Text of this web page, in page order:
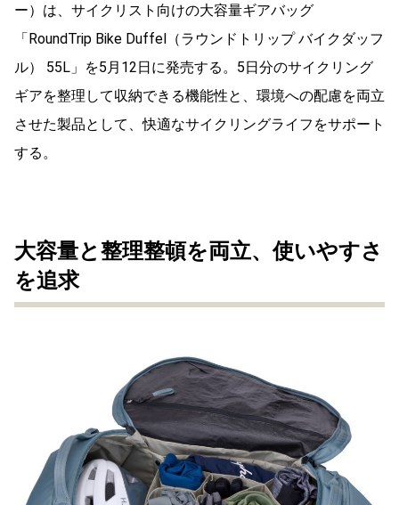
ー）は、サイクリスト向けの大容量ギアバッグ
「RoundTrip Bike Duffel（ラウンドトリップ バイクダッフ
ル） 55L」を5月12日に発売する。5日分のサイクリング
ギアを整理して収納できる機能性と、環境への配慮を両立
させた製品として、快適なサイクリングライフをサポート
する。
大容量と整理整頓を両立、使いやすさ
を追求